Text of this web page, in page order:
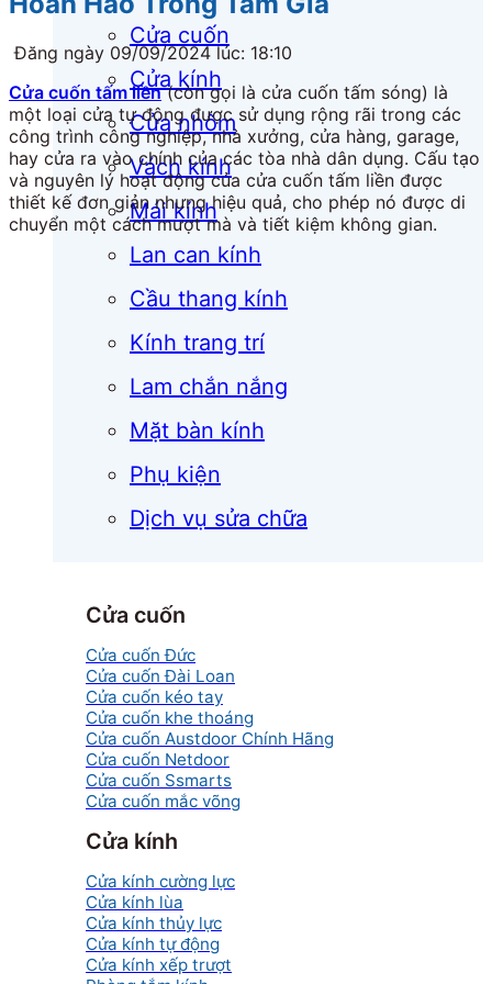
Cửa cuốn
Cửa kính
Cửa nhôm
Vách kính
Mái kính
Lan can kính
Cầu thang kính
Kính trang trí
Lam chắn nắng
Mặt bàn kính
Phụ kiện
Dịch vụ sửa chữa
Cửa cuốn
Cửa cuốn Đức
Cửa cuốn Đài Loan
Cửa cuốn kéo tay
Cửa cuốn khe thoáng
Cửa cuốn Austdoor Chính Hãng
Cửa cuốn Netdoor
Cửa cuốn Ssmarts
Cửa cuốn mắc võng
Cửa kính
Cửa kính cường lực
Cửa kính lùa
Cửa kính thủy lực
Cửa kính tự động
Cửa kính xếp trượt
Đăng ngày 09/09/2024 lúc: 18:10
Cửa cuốn tấm liền(còn gọi là cửa cuốn tấm sóng) là
một loại cửa tự động được sử dụng rộng rãi trong các
công trình công nghiệp, nhà xưởng, cửa hàng, garage,
hay cửa ra vào chính của các tòa nhà dân dụng. Cấu tạo
và nguyên lý hoạt động của cửa cuốn tấm liền được
thiết kế đơn giản nhưng hiệu quả, cho phép nó được di
chuyển một cách mượt mà và tiết kiệm không gian.